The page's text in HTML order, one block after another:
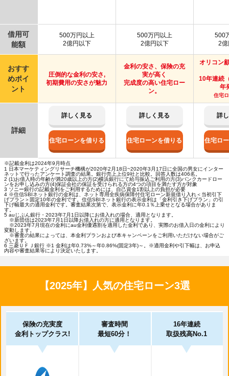
借用可
能額
500万円以上
2億円以下
500万円以上
2億円以下
500
2億
おすす
めポイ
ント
圧倒的な金利の安さ,
初期費用の安さが魅力
金利の安さ、保険の充
実が高く
完成度の高い住宅ロー
ン。
オリコン
10年連続
年
住宅
詳細
詳しく見る
住宅ローンを借りる
詳しく見る
住宅ローンを借りる
詳
住宅ロ
※記載金利は2024年9月時点
1 日本マーケティングリサーチ機構が2020年2月18日~2020年3月17日に全国の男女にインター
ネットで行ったアンケート調査の結果。銀行売上上位9社と比較。回答人数は406名。
2 (1)お借入時の年齢が満20歳以上の方(2)横浜銀行にて給与振込ご利用の方(3)バンクカードロー
ンをお申し込みの方(4)保証会社の保証を受けられる方の4つの項目を満たす方が対象
3 ソニー銀行の記載金利をご利用するためには、自己資金1割以上の負担が必要
4 ※住信SBIネット銀行の金利は、ネット専用全疾病保障付住宅ローン新規借り入れ＜当初引下
げプラン＞固定10年の金利です。住信SBIネット銀行の表示金利は「金利引き下げプラン」の引
下げ幅最大の適用金利です。審査結果次第で、表示金利に年0.1％上乗せとなる場合がありま
す。
5 auじぶん銀行・2023年7月1日以降にお借入れの場合、適用となります。
※新団信は2023年7月1日以降お借入れの方に適用となります。
※2023年7月現在の金利にau金利優遇割を適用した金利であり、実際のお借入日の金利により
変動します。
※審査の結果によっては、本金利プランおよび本キャンペーンをご利用いただけない場合がご
ざいます。
6 三菱ＵＦＪ銀行 ※1 金利は年0.73%～年0.86%(固定3年)～。※適用金利や引下幅は、お申込
内容や審査結果等により決定いたします。
【2025年】人気の住宅ローン3選
保険の充実度
金利トップクラス!
審査時間
最短60分！
16年連続
取扱残高No.1